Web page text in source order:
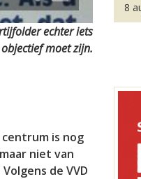
echter iets
moet zijn.
is nog
niet van
de VVD
8